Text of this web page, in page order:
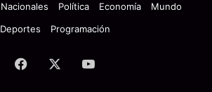
Nacionales Política Economía
Mundo
Deportes
Programación
Facebook YouTube